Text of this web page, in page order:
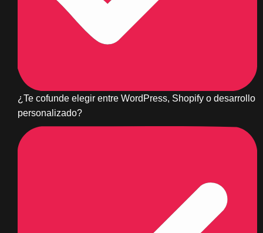
¿Te cofunde elegir entre WordPress, Shopify o desarrollo
personalizado?